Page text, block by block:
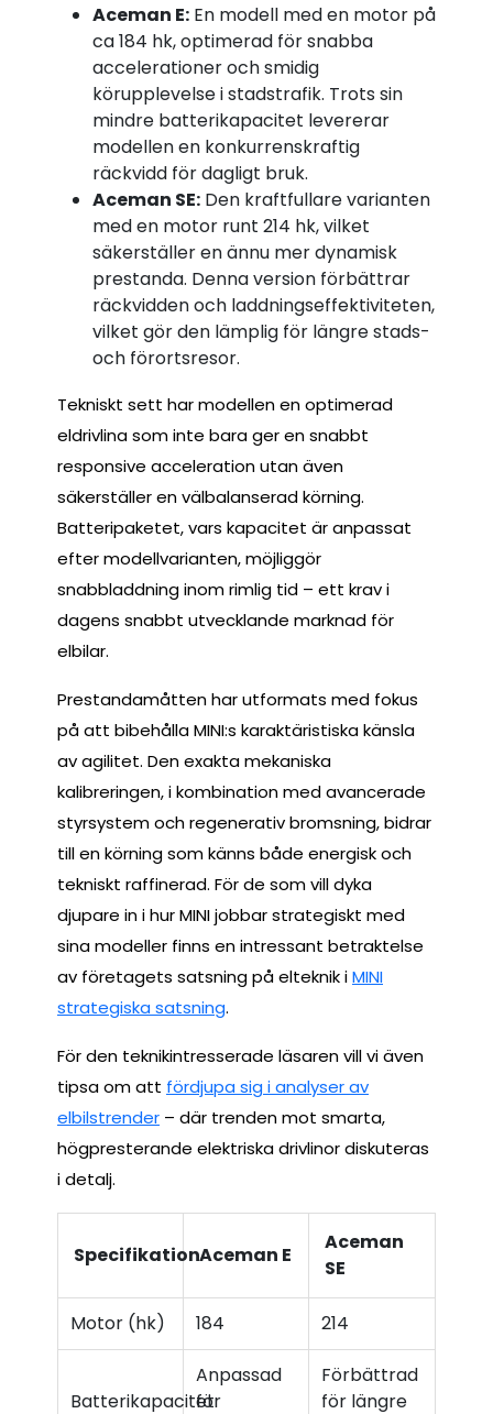
Aceman E: En modell med en motor på
ca 184 hk, optimerad för snabba
accelerationer och smidig
körupplevelse i stadstrafik. Trots sin
mindre batterikapacitet levererar
modellen en konkurrenskraftig
räckvidd för dagligt bruk.
Aceman SE: Den kraftfullare varianten
med en motor runt 214 hk, vilket
säkerställer en ännu mer dynamisk
prestanda. Denna version förbättrar
räckvidden och laddningseffektiviteten,
vilket gör den lämplig för längre stads-
och förortsresor.
Tekniskt sett har modellen en optimerad
eldrivlina som inte bara ger en snabbt
responsive acceleration utan även
säkerställer en välbalanserad körning.
Batteripaketet, vars kapacitet är anpassat
efter modellvarianten, möjliggör
snabbladdning inom rimlig tid – ett krav i
dagens snabbt utvecklande marknad för
elbilar.
Prestandamåtten har utformats med fokus
på att bibehålla MINI:s karaktäristiska känsla
av agilitet. Den exakta mekaniska
kalibreringen, i kombination med avancerade
styrsystem och regenerativ bromsning, bidrar
till en körning som känns både energisk och
tekniskt raffinerad. För de som vill dyka
djupare in i hur MINI jobbar strategiskt med
sina modeller finns en intressant betraktelse
av företagets satsning på elteknik iMINI
strategiska satsning.
För den teknikintresserade läsaren vill vi även
tipsa om att fördjupa sig i analyser av
elbilstrender – där trenden mot smarta,
högpresterande elektriska drivlinor diskuteras
i detalj.
SpecifikationAceman E
Aceman
SE
Motor (hk) 184 214
Batterikapacitet
Anpassad
för
Förbättrad
för längre